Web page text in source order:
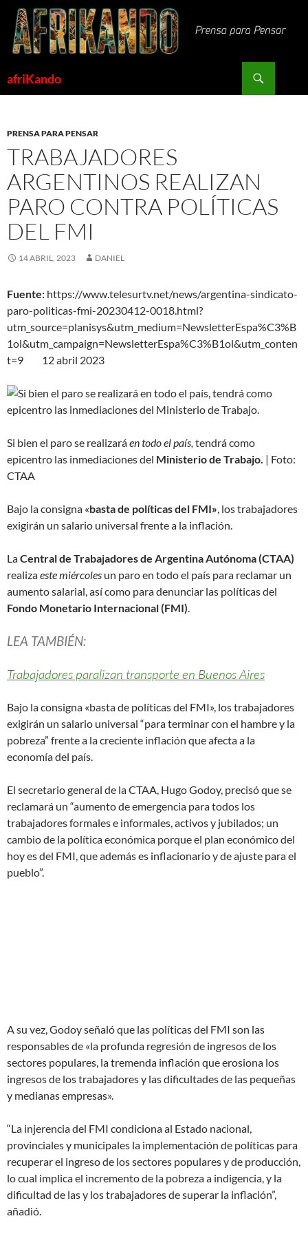
Saltar
contenido
afriKando
PRENSA PARA PENSAR
TRABAJADORES
ARGENTINOS REALIZAN
PARO CONTRA POLÍTICAS
DEL FMI
14 ABRIL, 2023 DANIEL
Fuente: https://www.telesurtv.net/news/argentina-sindicato-
paro-politicas-fmi-20230412-0018.html?
utm_source=planisys&utm_medium=NewsletterEspa%C3%B
1ol&utm_campaign=NewsletterEspa%C3%B1ol&utm_conten
t=9 12 abril 2023
Si bien el paro se realizaráen todo el país, tendrá como
epicentro las inmediaciones del Ministerio de Trabajo. | Foto:
CTAA
Bajo la consigna «basta de políticas del FMI», los trabajadores
exigirán un salario universal frente a la inflación.
LaCentral de Trabajadores de Argentina Autónoma (CTAA)
realizaeste miércoles un paro en todo el país para reclamar un
aumento salarial, así como para denunciar las políticas del
Fondo Monetario Internacional (FMI).
LEA TAMBIÉN:
Trabajadores paralizan transporte en Buenos Aires
Bajo la consigna «basta de políticas del FMI», los trabajadores
exigirán un salario universal “para terminar con el hambre y la
pobreza” frente a la creciente inflación que afecta a la
economía del país.
El secretario general de la CTAA, Hugo Godoy, precisó que se
reclamará un “aumento de emergencia para todos los
trabajadores formales e informales, activos y jubilados; un
cambio de la política económica porque el plan económico del
hoy es del FMI, que además es inflacionario y de ajuste para el
pueblo”.
A su vez, Godoy señaló que las políticas del FMI son las
responsables de «la profunda regresión de ingresos de los
sectores populares, la tremenda inflación que erosiona los
ingresos de los trabajadores y las dificultades de las pequeñas
y medianas empresas».
“La injerencia del FMI condiciona al Estado nacional,
provinciales y municipales la implementación de políticas para
recuperar el ingreso de los sectores populares y de producción,
lo cual implica el incremento de la pobreza a indigencia, y la
dificultad de las y los trabajadores de superar la inflación”,
añadió.